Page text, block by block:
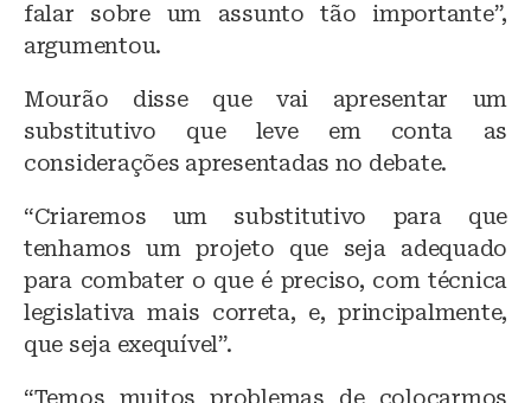
falar sobre um assunto tão importante”,
argumentou.
Mourão disse que vai apresentar um
substitutivo que leve em conta as
considerações apresentadas no debate.
“Criaremos um substitutivo para que
tenhamos um projeto que seja adequado
para combater o que é preciso, com técnica
legislativa mais correta, e, principalmente,
que seja exequível”.